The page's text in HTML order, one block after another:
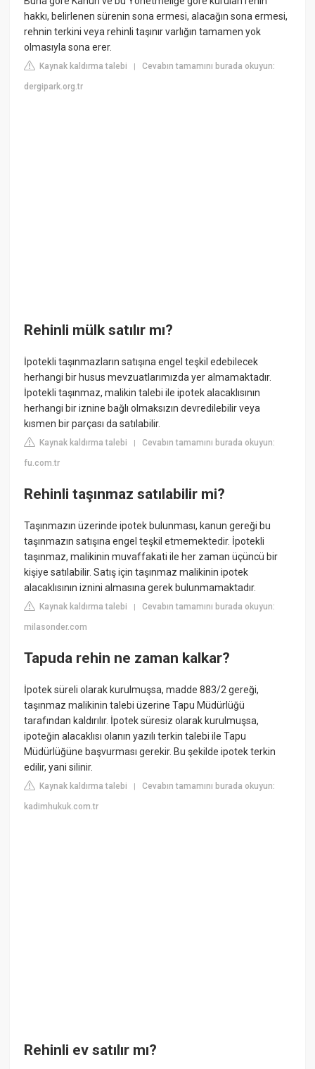
hakkı, belirlenen sürenin sona ermesi, alacağın sona ermesi,
rehnin terkini veya rehinli taşınır varlığın tamamen yok
olmasıyla sona erer.
Kaynak kaldırma talebi |Cevabın tamamını burada okuyun:
dergipark.org.tr
Rehinli mülk satılır mı?
İpotekli taşınmazların satışına engel teşkil edebilecek
herhangi bir husus mevzuatlarımızda yer almamaktadır.
İpotekli taşınmaz, malikin talebi ile ipotek alacaklısının
herhangi bir iznine bağlı olmaksızın devredilebilir veya
kısmen bir parçası da satılabilir.
Kaynak kaldırma talebi |Cevabın tamamını burada okuyun:
fu.com.tr
Rehinli taşınmaz satılabilir mi?
Taşınmazın üzerinde ipotek bulunması, kanun gereği bu
taşınmazın satışına engel teşkil etmemektedir. İpotekli
taşınmaz, malikinin muvaffakati ile her zaman üçüncü bir
kişiye satılabilir. Satış için taşınmaz malikinin ipotek
alacaklısının iznini almasına gerek bulunmamaktadır.
Kaynak kaldırma talebi |Cevabın tamamını burada okuyun:
milasonder.com
Tapuda rehin ne zaman kalkar?
İpotek süreli olarak kurulmuşsa, madde 883/2 gereği,
taşınmaz malikinin talebi üzerine Tapu Müdürlüğü
tarafından kaldırılır. İpotek süresiz olarak kurulmuşsa,
ipoteğin alacaklısı olanın yazılı terkin talebi ile Tapu
Müdürlüğüne başvurması gerekir. Bu şekilde ipotek terkin
edilir, yani silinir.
Kaynak kaldırma talebi |Cevabın tamamını burada okuyun:
kadimhukuk.com.tr
Rehinli ev satılır mı?